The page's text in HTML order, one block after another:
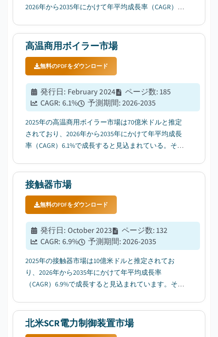
2026年から2035年にかけて年平均成長率（CAGR）
高温商用ボイラー市場
無料のPDFをダウンロード
発行日: February 2024 ページ数:185
CAGR: 6.1% 予測期間:2026-2035
2025年の高温商用ボイラー市場は70億米ドルと推定
されており、2026年から2035年にかけて年平均成長
率（CAGR）6.1%で成長すると見込まれている。その
接触器市場
無料のPDFをダウンロード
発行日: October 2023 ページ数:132
CAGR: 6.9% 予測期間:2026-2035
2025年の接触器市場は10億米ドルと推定されてお
り、2026年から2035年にかけて年平均成長率
（CAGR）6.9%で成長すると見込まれています。その
北米SCR電力制御装置市場